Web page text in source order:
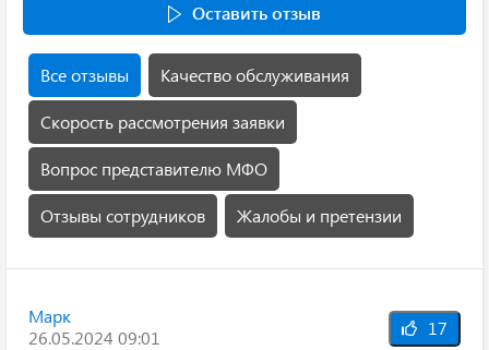
Оставить отзыв
Все отзывы Качество обслуживания
Скорость рассмотрения заявки
Вопрос представителю МФО
Отзывы сотрудников Жалобы и претензии
Марк
26.05.2024 09:01
17